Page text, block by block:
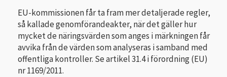
EU-kommissionen får ta fram mer detaljerade regler,
så kallade genomförandeakter, när det gäller hur
mycket de näringsvärden som anges i märkningen får
avvika från de värden som analyseras i samband med
offentliga kontroller. Se artikel 31.4 i förordning (EU)
nr 1169/2011.